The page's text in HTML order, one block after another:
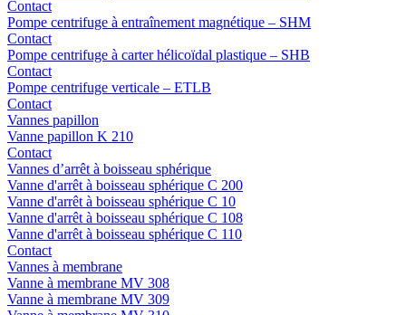
Contact
Pompe centrifuge à entraînement magnétique – SHM
Contact
Pompe centrifuge à carter hélicoïdal plastique – SHB
Contact
Pompe centrifuge verticale – ETLB
Contact
Vannes papillon
Vanne papillon K 210
Contact
Vannes d’arrêt à boisseau sphérique
Vanne d'arrêt à boisseau sphérique C 200
Vanne d'arrêt à boisseau sphérique C 10
Vanne d'arrêt à boisseau sphérique C 108
Vanne d'arrêt à boisseau sphérique C 110
Contact
Vannes à membrane
Vanne à membrane MV 308
Vanne à membrane MV 309